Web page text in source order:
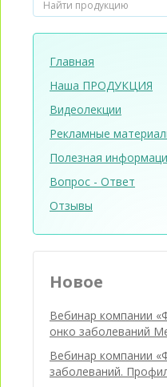
Главная
Наша ПРОДУКЦИЯ
Видеолекции
Рекламные
Полезная
Вопрос - Ответ
Отзывы
Новое
Вебинар компании
онко заболеваний
Вебинар компании
заболеваний.